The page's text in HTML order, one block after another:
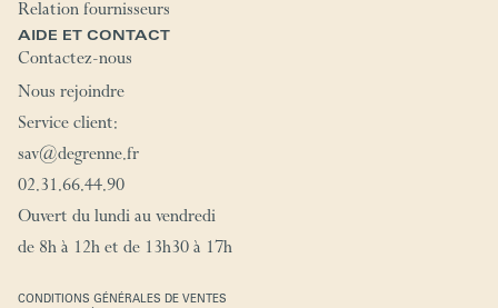
Relation fournisseurs
AIDE ET CONTACT
Contactez-nous
Nous rejoindre
Service client:
sav@degrenne.fr
02.31.66.44.90
Ouvert du lundi au vendredi
de 8h à 12h et de 13h30 à 17h
CONDITIONS GÉNÉRALES DE VENTES